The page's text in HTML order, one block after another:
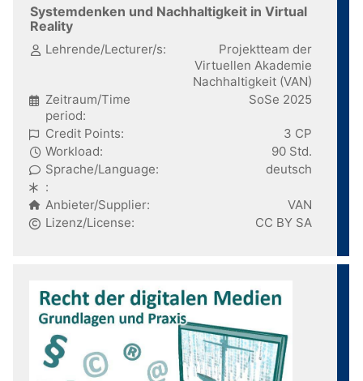
Systemdenken und Nachhaltigkeit in Virtual
Reality
Lehrende/Lecturer/s:
Projektteam der
Virtuellen Akademie
Nachhaltigkeit (VAN)
Zeitraum/Time
period:
SoSe 2025
Credit Points:
3 CP
Workload:
90 Std.
Sprache/Language:
deutsch
:
Anbieter/Supplier:
VAN
Lizenz/License:
CC BY SA